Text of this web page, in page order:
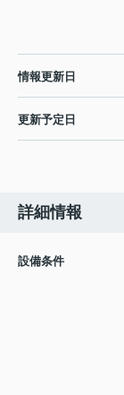
情報更新日
更新予定日
詳細情報
設備条件